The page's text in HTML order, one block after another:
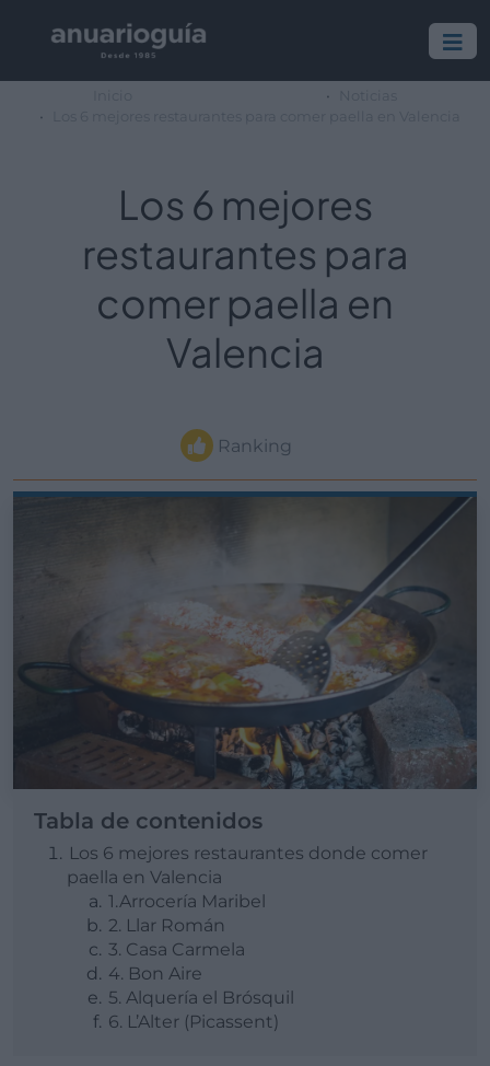
Los 6 mejores
restaurantes para
comer paella en
Valencia
Ranking
Tabla de contenidos
Los 6 mejores restaurantes donde comer
paella en Valencia
1.Arrocería Maribel
2. Llar Román
3. Casa Carmela
4. Bon Aire
5. Alquería el Brósquil
6. L’Alter (Picassent)